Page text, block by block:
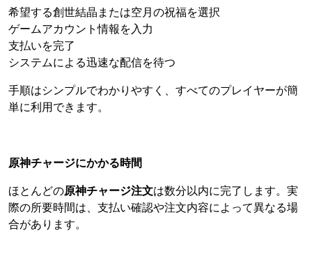
希望する創世結晶または空月の祝福を選択
ゲームアカウント情報を入力
支払いを完了
システムによる迅速な配信を待つ
手順はシンプルでわかりやすく、すべてのプレイヤーが簡
単に利用できます。
原神チャージにかかる時間
ほとんどの原神チャージ注文は数分以内に完了します。実
際の所要時間は、支払い確認や注文内容によって異なる場
合があります。